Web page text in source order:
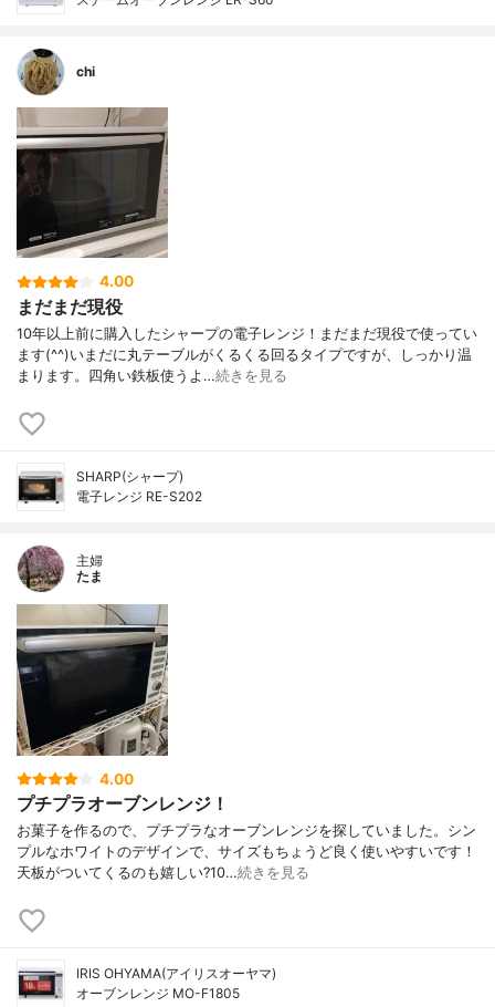
chi
4.00
まだまだ現役
10年以上前に購入したシャープの電子レンジ！まだまだ現役で使ってい
ます(^^)いまだに丸テーブルがくるくる回るタイプですが、しっかり温
まります。四角い鉄板使うよ…続きを見る
SHARP(シャープ)
電子レンジ RE-S202
主婦
たま
4.00
プチプラオーブンレンジ！
お菓子を作るので、プチプラなオーブンレンジを探していました。シン
プルなホワイトのデザインで、サイズもちょうど良く使いやすいです！
天板がついてくるのも嬉しい?10…続きを見る
IRIS OHYAMA(アイリスオーヤマ)
オーブンレンジ MO-F1805